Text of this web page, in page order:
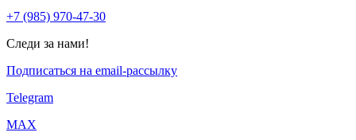
+7 (985) 970-47-30
Следи за нами!
Подписаться на email-рассылку
Telegram
МАХ